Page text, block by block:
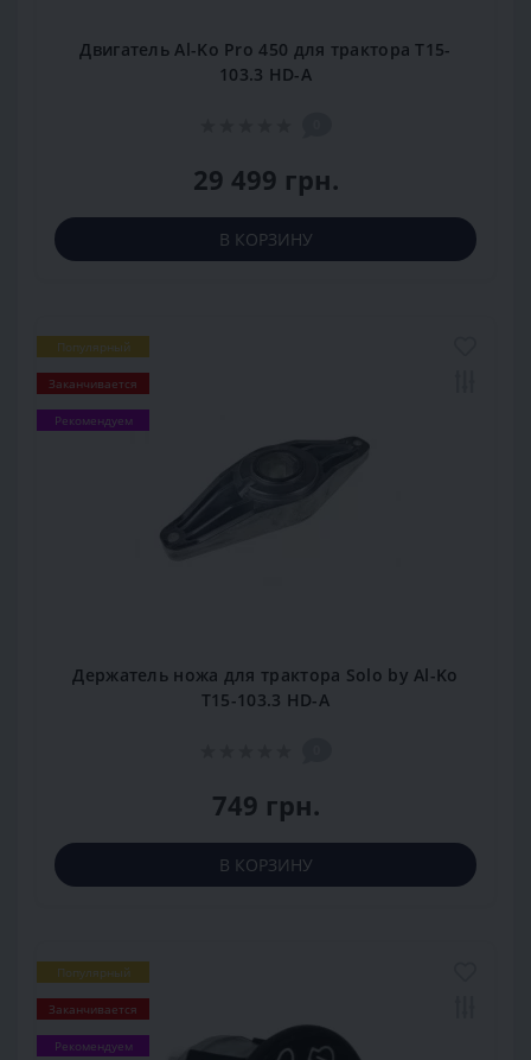
Двигатель Al-Ko Pro 450 для трактора T15-
103.3 HD-A
29 499 грн.
В КОРЗИНУ
Популярный
Заканчивается
Рекомендуем
Держатель ножа для трактора Solo by Al-Ko
T15-103.3 HD-A
749 грн.
В КОРЗИНУ
Популярный
Заканчивается
Рекомендуем